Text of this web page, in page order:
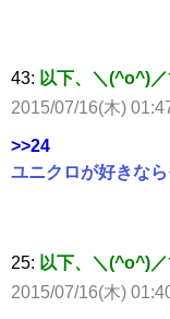
43: 以下、＼(^o^)
2015/07/16(木)
>>24
ユニクロが好きな
25: 以下、＼(^o^)
2015/07/16(木)